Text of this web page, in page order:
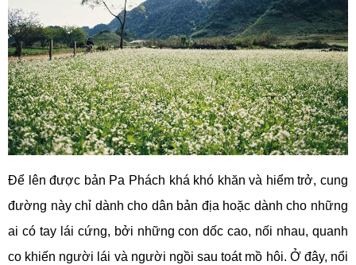
Để lên được bản Pa Phách khá khó khăn và hiểm trở, cung
đường này chỉ dành cho dân bản địa hoặc dành cho những
ai có tay lái cứng, bởi những con dốc cao, nối nhau, quanh
co khiến người lái và người ngồi sau toát mồ hôi. Ở đây, nổi